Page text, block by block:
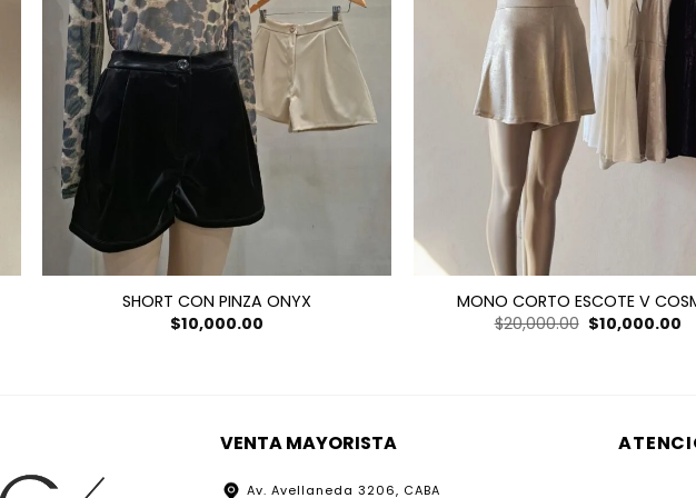
SHORT CON PINZA ONYX
$10,000.00
MONO CORTO ESCOTE V
$20,000.00 El
precio
$10,000.00El
VENTA MAYORISTA
Av. Avellaneda 3206, CABA